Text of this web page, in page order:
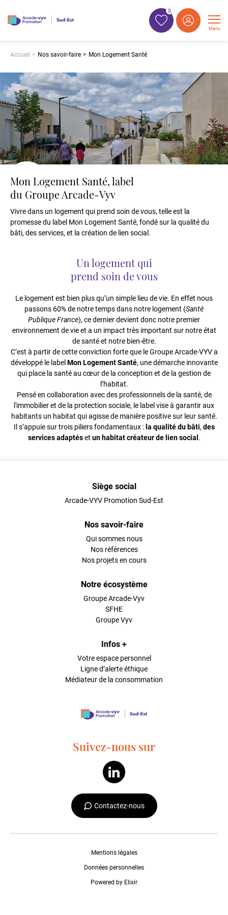
0
Menu
Accueil Nos savoir-faire Mon Logement Santé
Mon Logement Santé, label
du Groupe Arcade-Vyv
Vivre dans un logement qui prend soin de vous, telle est la
promesse du label Mon Logement Santé, fondé sur la qualité du
bâti, des services, et la création de lien social.
Un logement qui
prend soin de vous
Le logement est bien plus qu’un simple lieu de vie. En effet nous
passons 60% de notre temps dans notre logement (Santé
Publique France), ce dernier devient donc notre premier
environnement de vie et a un impact très important sur notre état
de santé et notre bien-être.
C’est à partir de cette conviction forte que le Groupe Arcade-VYV a
développé le label Mon Logement Santé, une démarche innovante
qui place la santé au cœur de la conception et de la gestion de
l’habitat.
Pensé en collaboration avec des professionnels de la santé, de
l'immobilier et de la protection sociale, le label vise à garantir aux
habitants un habitat qui agisse de manière positive sur leur santé.
Il s’appuie sur trois piliers fondamentaux : la qualité du bâti, des
services adaptéset un habitat créateur de lien social .
Siège social
Arcade-VYV Promotion Sud-Est
Nos savoir-faire
Qui sommes nous
Nos références
Nos projets en cours
Notre écosystème
Groupe Arcade-Vyv
SFHE
Groupe Vyv
Infos +
Votre espace personnel
Ligne d’alerte éthique
Médiateur de la consommation
Suivez-nous sur
Contactez-nous
Mentions légales
Données personnelles
Powered by Elixir